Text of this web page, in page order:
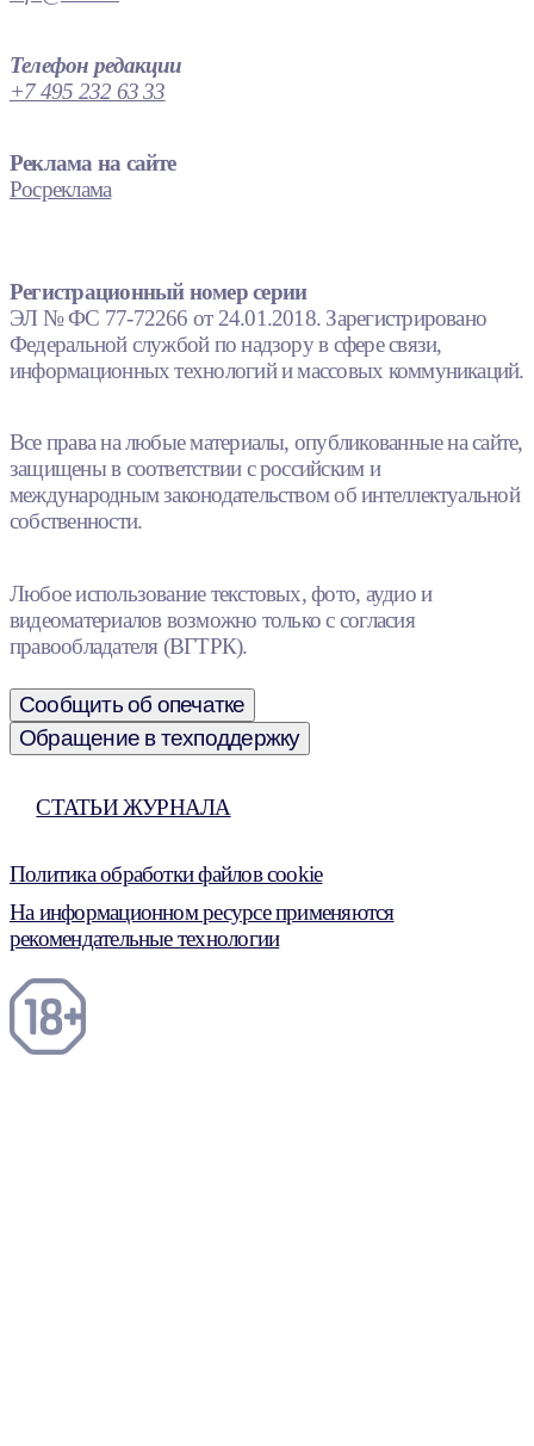
Телефон редакции
+7 495 232 63 33
Реклама на сайте
Росреклама
Регистрационный номер серии
ЭЛ № ФС 77-72266 от 24.01.2018. Зарегистрировано
Федеральной службой по надзору в сфере связи,
информационных технологий и массовых коммуникаций.
Все права на любые материалы, опубликованные на сайте,
защищены в соответствии с российским и
международным законодательством об интеллектуальной
собственности.
Любое использование текстовых, фото, аудио и
видеоматериалов возможно только с согласия
правообладателя (ВГТРК).
Сообщить об опечатке
Обращение в техподдержку
СТАТЬИ ЖУРНАЛА
Политика обработки файлов cookie
На информационном ресурсе применяются
рекомендательные технологии